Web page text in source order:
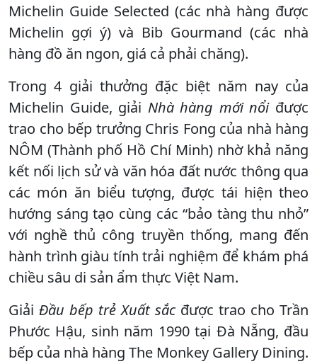
Michelin Guide Selected (các nhà hàng được
Michelin gợi ý) và Bib Gourmand (các nhà
hàng đồ ăn ngon, giá cả phải chăng).
Trong 4 giải thưởng đặc biệt năm nay của
Michelin Guide, giải Nhà hàng mới nổiđược
trao cho bếp trưởng Chris Fong của nhà hàng
NÔM (Thành phố Hồ Chí Minh) nhờ khả năng
kết nối lịch sử và văn hóa đất nước thông qua
các món ăn biểu tượng, được tái hiện theo
hướng sáng tạo cùng các “bảo tàng thu nhỏ”
với nghề thủ công truyền thống, mang đến
hành trình giàu tính trải nghiệm để khám phá
chiều sâu di sản ẩm thực Việt Nam.
Giải Đầu bếp trẻ Xuất sắc được trao cho Trần
Phước Hậu, sinh năm 1990 tại Đà Nẵng, đầu
bếp của nhà hàng The Monkey Gallery Dining.